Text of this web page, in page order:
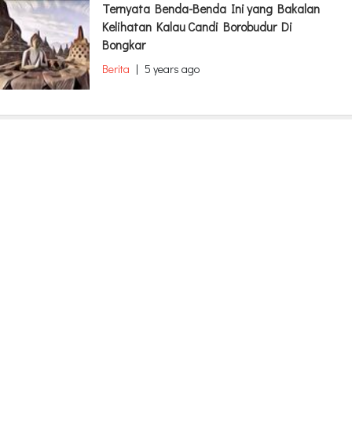
Ternyata Benda-Benda Ini yang Bakalan
Kelihatan Kalau Candi Borobudur Di
Bongkar
Berita | 5 years ago